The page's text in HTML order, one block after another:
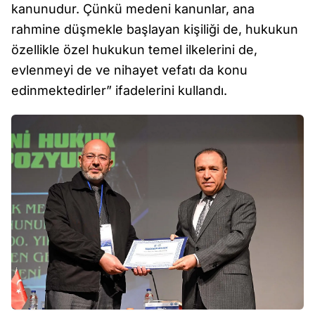
kanunudur. Çünkü medeni kanunlar, ana
rahmine düşmekle başlayan kişiliği de, hukukun
özellikle özel hukukun temel ilkelerini de,
evlenmeyi de ve nihayet vefatı da konu
edinmektedirler” ifadelerini kullandı.